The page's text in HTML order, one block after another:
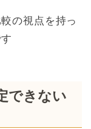
の視点を持っ
できない